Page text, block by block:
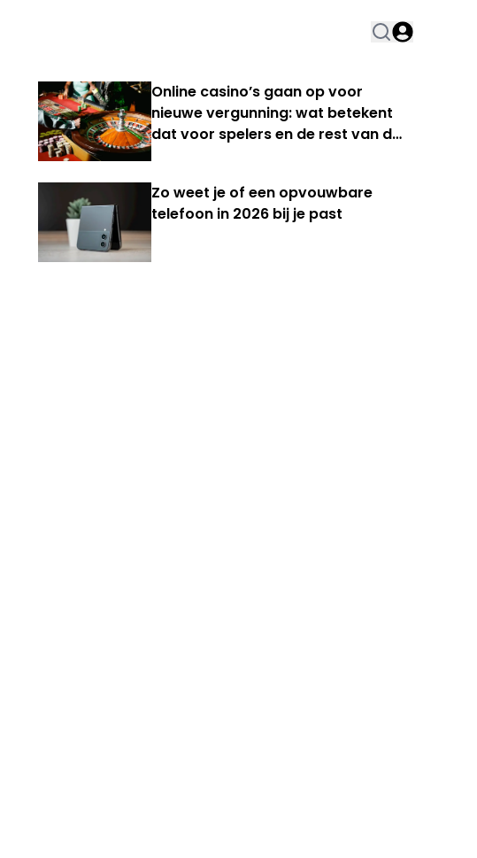
Online casino’s gaan op voor
nieuwe vergunning: wat betekent
dat voor spelers en de rest van de
Zo weet je of een opvouwbare
telefoon in 2026 bij je past